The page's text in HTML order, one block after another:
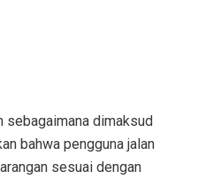
sebagaimana dimaksud
bahwa pengguna jalan
sesuai dengan